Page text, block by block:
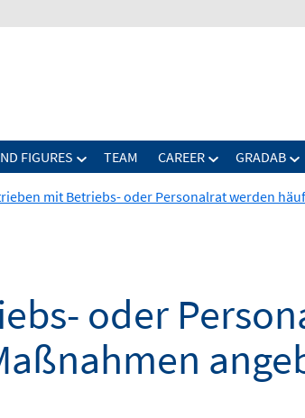
FIGURES TEAM CAREER GRADAB
mit Betriebs- oder Personalrat werden
oder